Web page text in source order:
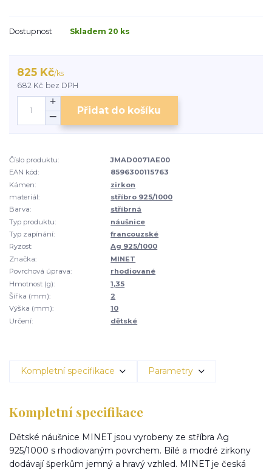
Dostupnost Skladem 20 ks
825 Kč/ks
682 Kč bez DPH
Přidat do košíku
Číslo produktu:
JMAD0071AE00
EAN kód:
8596300115763
Kámen:
zirkon
materiál:
stříbro 925/1000
Barva:
stříbrná
Typ produktu:
náušnice
Typ zapínání:
francouzské
Ryzost:
Ag 925/1000
Značka:
MINET
Povrchová úprava:
rhodiované
Hmotnost (g):
1,35
Šířka (mm):
2
Výška (mm):
10
Určení:
dětské
Kompletní specifikace Parametry
Kompletní specifikace
Dětské náušnice MINET jsou vyrobeny ze stříbra Ag
925/1000 s rhodiovaným povrchem. Bílé a modré zirkony
dodávají šperkům jemný a hravý vzhled. MINET je česká